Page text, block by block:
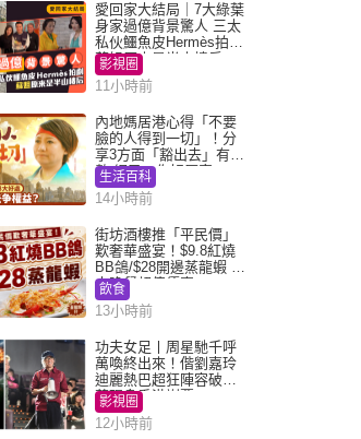
愛回家大結局｜7大綠葉
身家過億背景驚人 三太
私伙鱷魚皮Hermès拍劇
蘇姐原來是半山樓后
影視圈
11小時前
內地媽居港心得「不要
臉的人得到一切」！分
享3方面「豁出去」有著
數 網民：你好厲害
生活百科
14小時前
街坊酒樓推「平民價」
歎奢華盛宴！$9.8紅燒
BB鴿/$28開邊蒸龍蝦 3
大晚餐超值優惠
飲食
13小時前
功夫女足丨周星馳千呼
萬喚終出來！偕劉嘉玲
迪麗熱巴超狂陣容破天
荒現身香港謝票
影視圈
12小時前